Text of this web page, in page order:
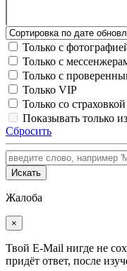
Только с
Только с
Только с
Только VIP
Только со страховкой
Показывать только
Сбросить
Искать
Жалоба
×
Твой E-Mail нигде не
придёт ответ, после